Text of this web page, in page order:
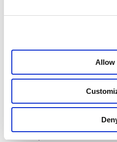
Allow
durent 3 ans maximum et il
obtenir si on a moins de 25
stage d’insertion d’un an
pas d’allocation. Le
limiter à un an la durée
L’allocation d’insertion est
de survivre, et de pouvoir
sereinement sans devoir
comme condition de salaire